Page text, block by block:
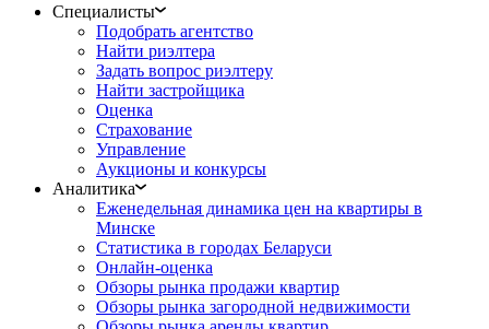
Специалисты
Подобрать агентство
Найти риэлтера
Задать вопрос риэлтеру
Найти застройщика
Оценка
Страхование
Управление
Аукционы и конкурсы
Аналитика
Еженедельная динамика цен на квартиры в
Минске
Статистика в городах Беларуси
Онлайн-оценка
Обзоры рынка продажи квартир
Обзоры рынка загородной недвижимости